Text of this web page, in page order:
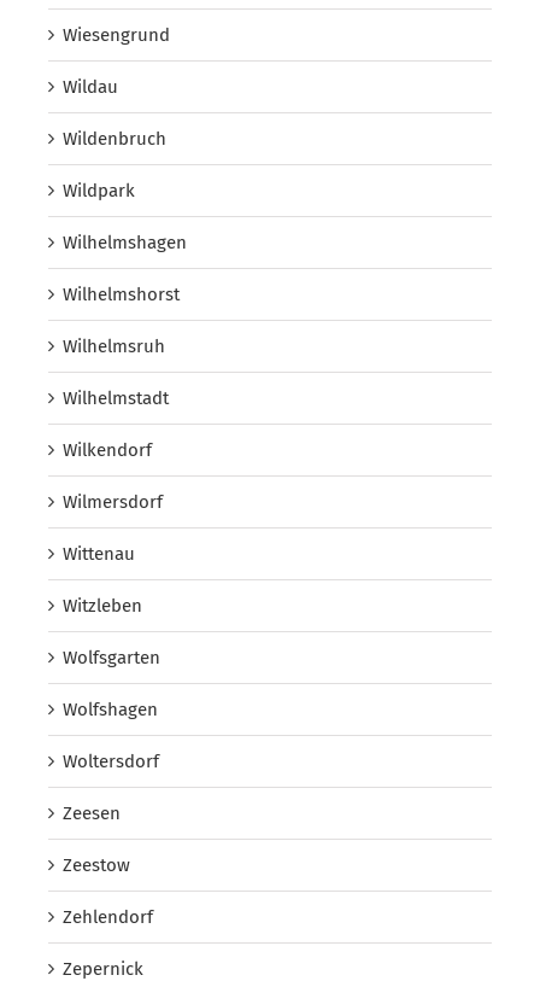
Wiesengrund
Wildau
Wildenbruch
Wildpark
Wilhelmshagen
Wilhelmshorst
Wilhelmsruh
Wilhelmstadt
Wilkendorf
Wilmersdorf
Wittenau
Witzleben
Wolfsgarten
Wolfshagen
Woltersdorf
Zeesen
Zeestow
Zehlendorf
Zepernick